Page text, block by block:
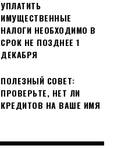
УПЛАТИТЬ
ИМУЩЕСТВЕННЫЕ
НАЛОГИ НЕОБХОДИМО В
СРОК НЕ ПОЗДНЕЕ 1
ДЕКАБРЯ
ПОЛЕЗНЫЙ СОВЕТ:
ПРОВЕРЬТЕ, НЕТ ЛИ
КРЕДИТОВ НА ВАШЕ ИМЯ